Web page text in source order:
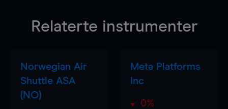
Relaterte instrumenter
Norwegian Air
Shuttle ASA
(NO)
Meta Platforms
Inc
0%